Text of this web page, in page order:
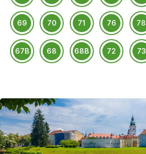
69 70 71 76 78
67B 68 68B 72 73